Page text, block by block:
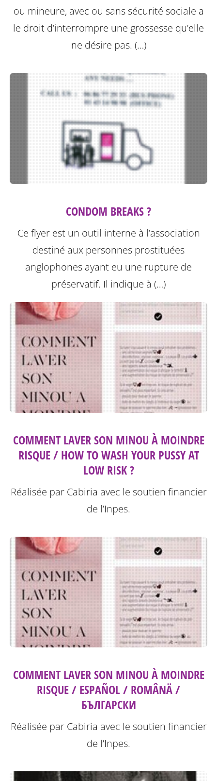
ou mineure, avec ou sans sécurité sociale a
le droit d’interrompre une grossesse qu’elle
ne désire pas. (…)
CONDOM BREAKS ?
Ce flyer est un outil interne à l’association
destiné aux personnes prostituées
anglophones ayant eu une rupture de
préservatif. Il indique à (…)
COMMENT LAVER SON MINOU À MOINDRE
RISQUE / HOW TO WASH YOUR PUSSY AT
LOW RISK ?
Réalisée par Cabiria avec le soutien financier
de l’Inpes.
COMMENT LAVER SON MINOU À MOINDRE
RISQUE / ESPAÑOL / ROMÂNÄ /
БЪЛГАРСКИ
Réalisée par Cabiria avec le soutien financier
de l’Inpes.